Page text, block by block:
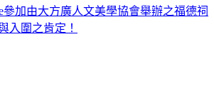
參加由大方廣人文美學協會舉辦之福德祠
入圍之肯定！